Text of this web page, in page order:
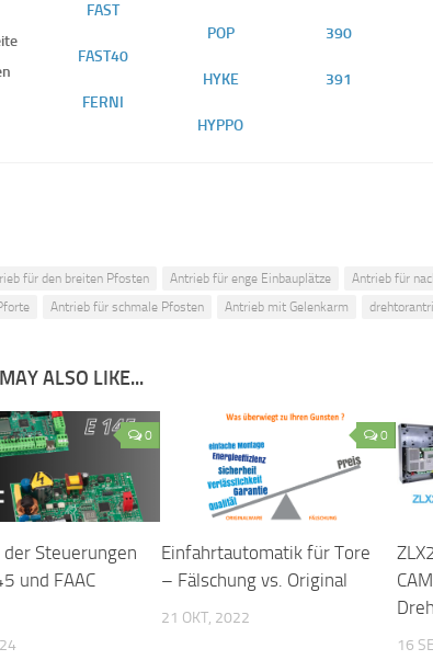
FAST
FAST40
FERNI
POP
HYKE
HYPPO
390
391
für den breiten Pfosten Antrieb für enge Einbauplätze
Antrieb für
Antrieb für schmale Pfosten Antrieb mit Gelenkarm
ALSO LIKE...
0
Steuerungen
und FAAC
0
Einfahrtautomatik für Tore
– Fälschung vs. Original
21 OKT, 2022
16